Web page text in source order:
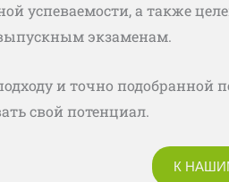
успеваемости, а также
экзаменам.
и точно подобранной
свой потенциал.
К